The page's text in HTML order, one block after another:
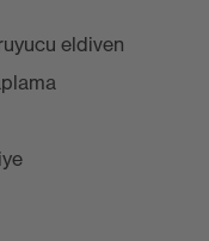
eldiven